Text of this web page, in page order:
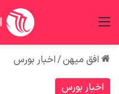
افق میهن/اخبار بورس
اخبار بورس